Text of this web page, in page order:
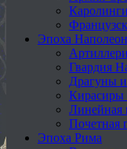
Каролинги
Эпоха
Гвардия
Драгуны
Кирасиры
Линейная
Почетная
Эпоха Рима